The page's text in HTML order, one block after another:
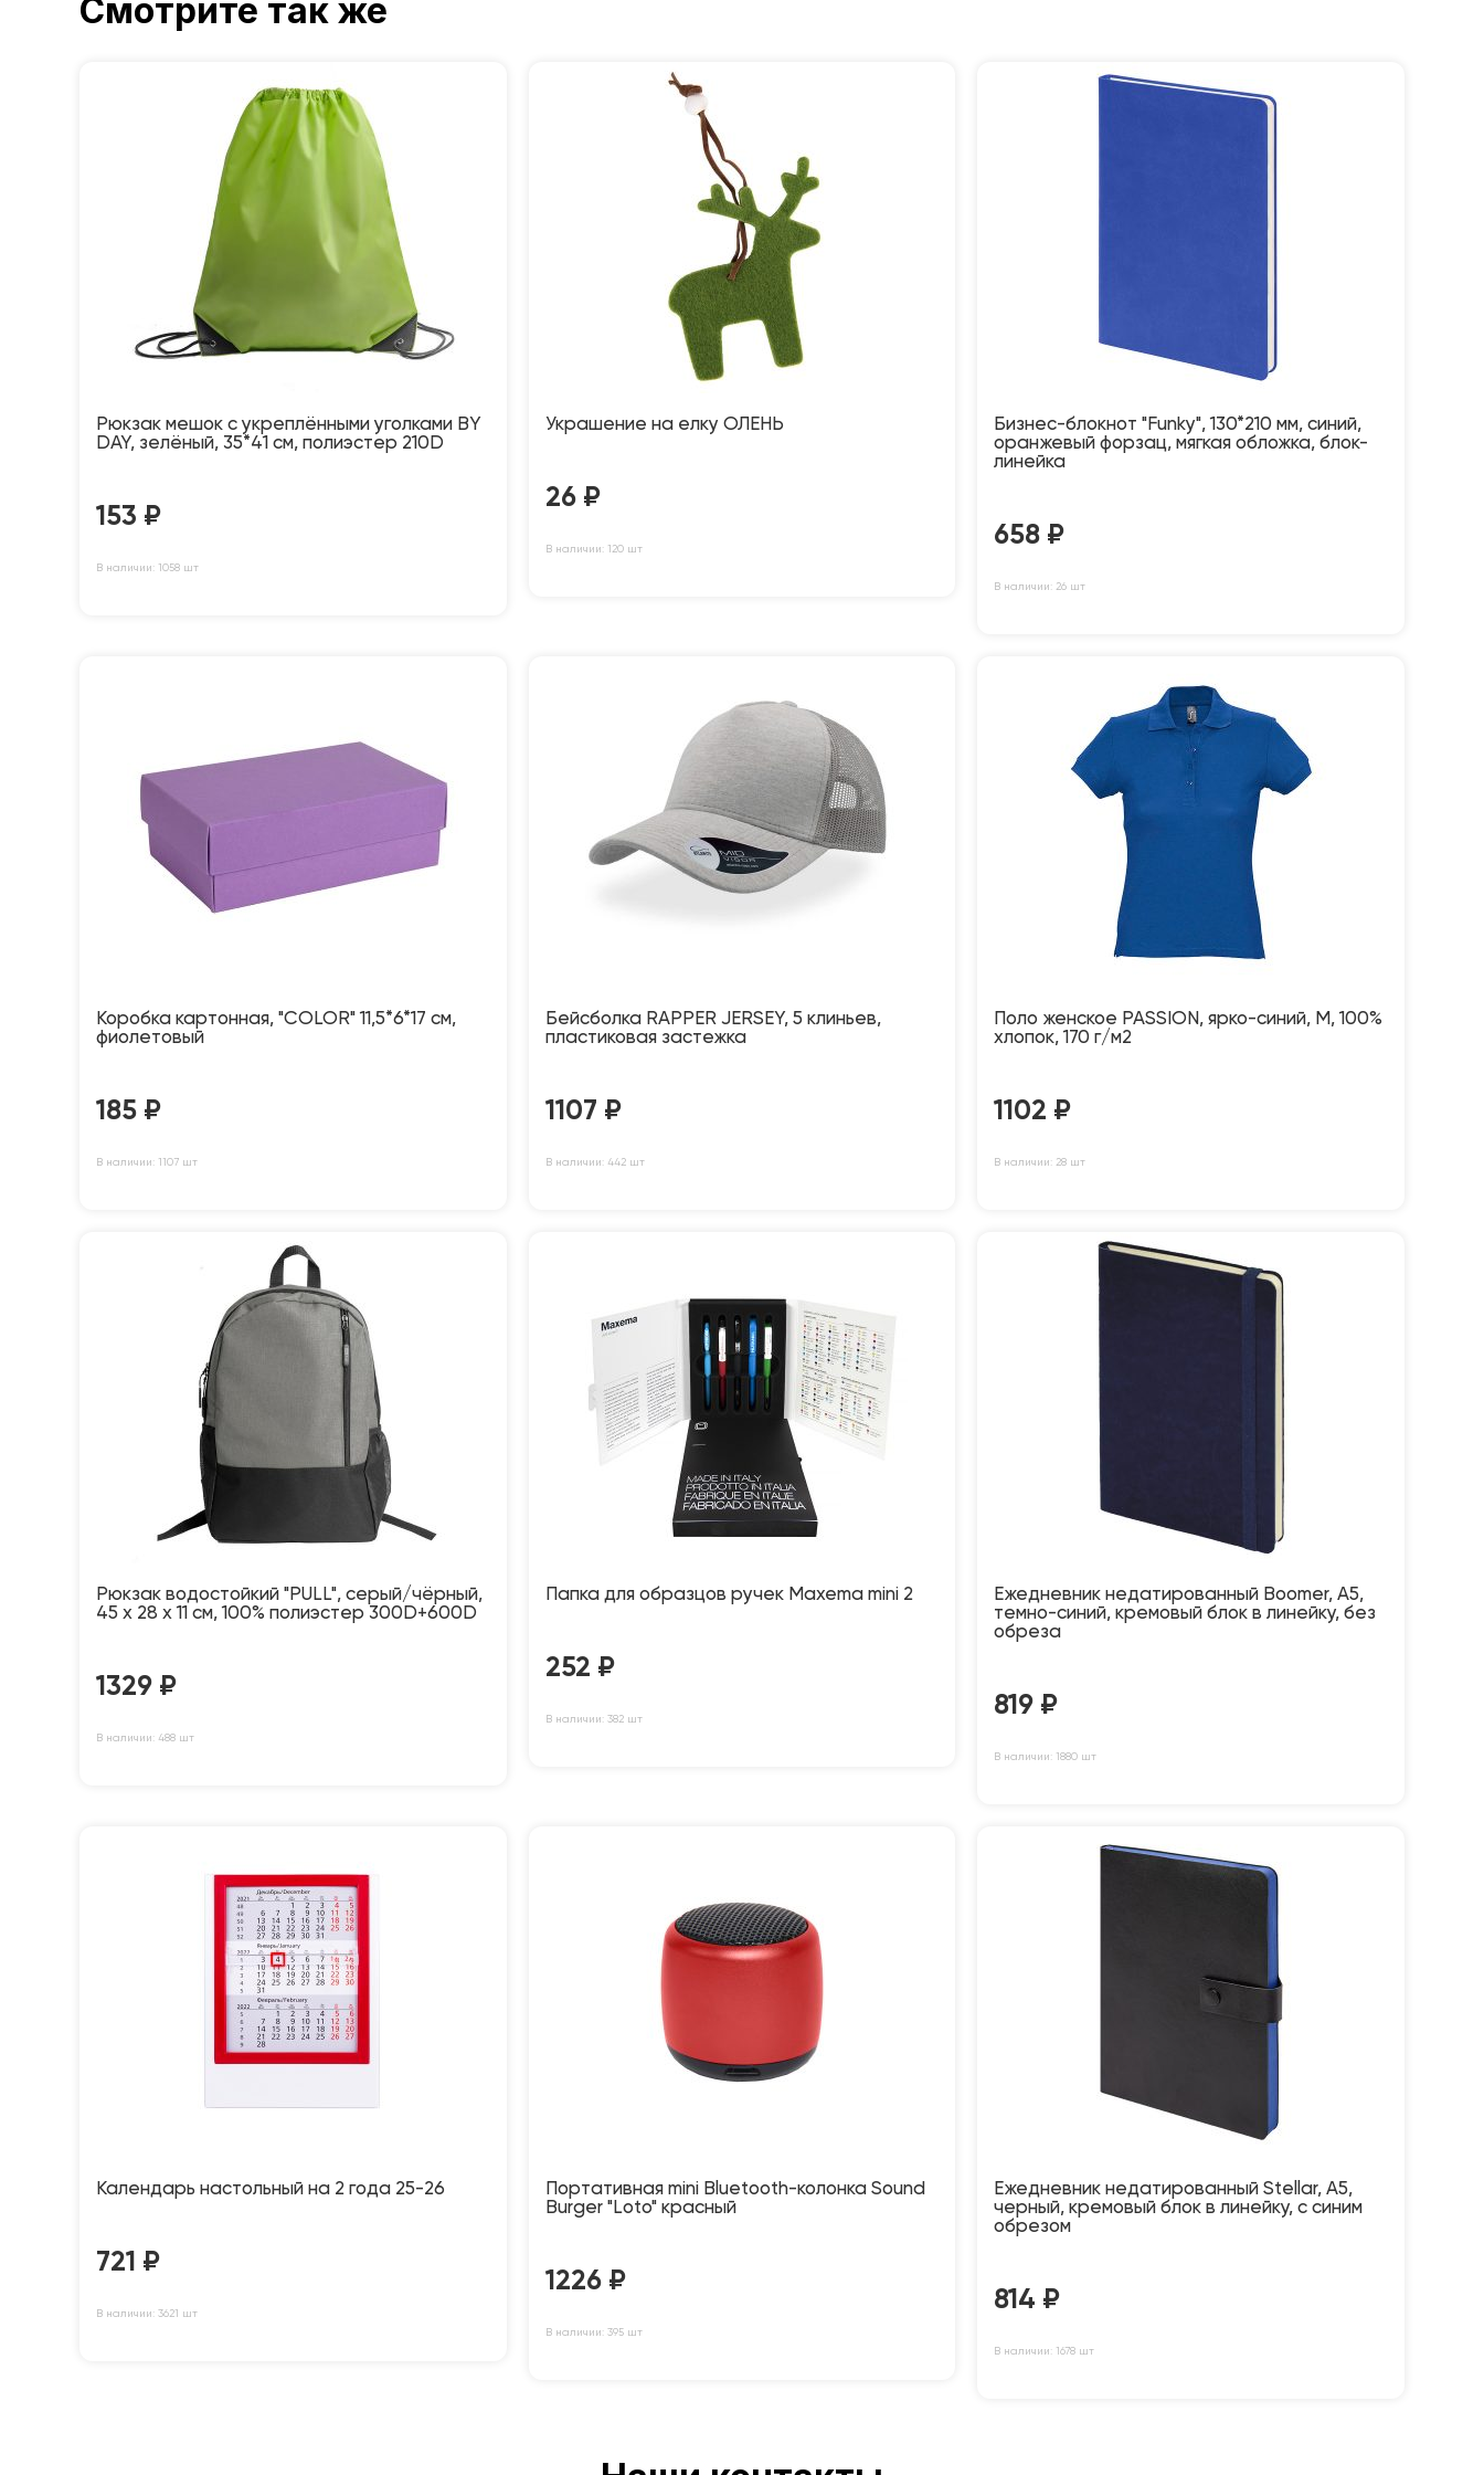
Смотрите так же
Рюкзак мешок с укреплёнными уголками BY
DAY, зелёный, 35*41 см, полиэстер 210D
153 ₽
В наличии: 1058 шт
Украшение на елку ОЛЕНЬ
26 ₽
В наличии: 120 шт
Бизнес-блокнот "Funky", 130*210 мм, синий,
оранжевый форзац, мягкая обложка, блок-
линейка
658 ₽
В наличии: 26 шт
Коробка картонная, "COLOR" 11,5*6*17 см,
фиолетовый
185 ₽
В наличии: 1107 шт
Бейсболка RAPPER JERSEY, 5 клиньев,
пластиковая застежка
1107 ₽
В наличии: 442 шт
Поло женское PASSION, ярко-синий, M, 100%
хлопок, 170 г/м2
1102 ₽
В наличии: 28 шт
Рюкзак водостойкий "PULL", серый/чёрный,
45 x 28 x 11 см, 100% полиэстер 300D+600D
1329 ₽
В наличии: 488 шт
Папка для образцов ручек Maxema mini 2
252 ₽
В наличии: 382 шт
Ежедневник недатированный Boomer, А5,
темно-синий, кремовый блок в линейку, без
обреза
819 ₽
В наличии: 1880 шт
Календарь настольный на 2 года 25-26
721 ₽
В наличии: 3621 шт
Портативная mini Bluetooth-колонка Sound
Burger "Loto" красный
1226 ₽
В наличии: 395 шт
Ежедневник недатированный Stellar, А5,
черный, кремовый блок в линейку, с синим
обрезом
814 ₽
В наличии: 1678 шт